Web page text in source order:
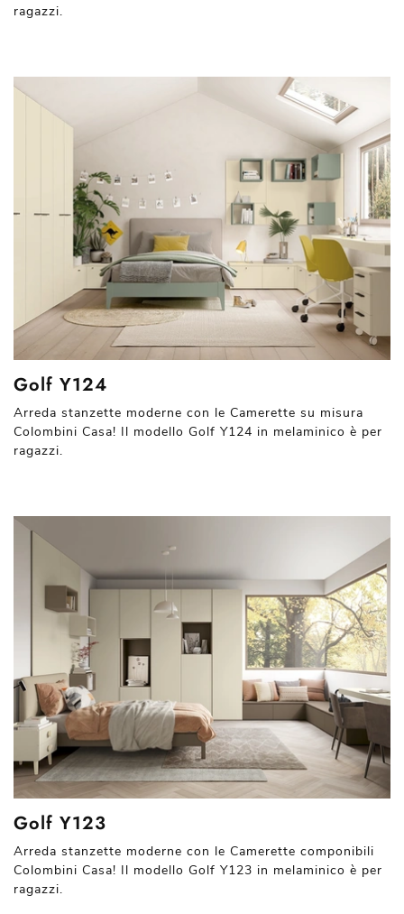
ragazzi.
Golf Y124
Arreda stanzette moderne con le Camerette su misura
Colombini Casa! Il modello Golf Y124 in melaminico è per
ragazzi.
Golf Y123
Arreda stanzette moderne con le Camerette componibili
Colombini Casa! Il modello Golf Y123 in melaminico è per
ragazzi.